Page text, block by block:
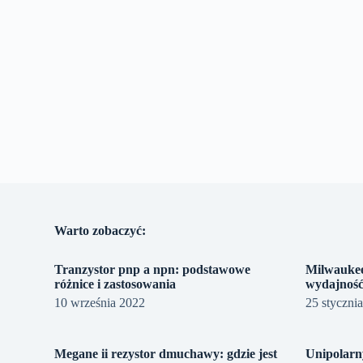
Warto zobaczyć:
Tranzystor pnp a npn: podstawowe
różnice i zastosowania
10 września 2022
25
Megane ii rezystor dmuchawy: gdzie jest